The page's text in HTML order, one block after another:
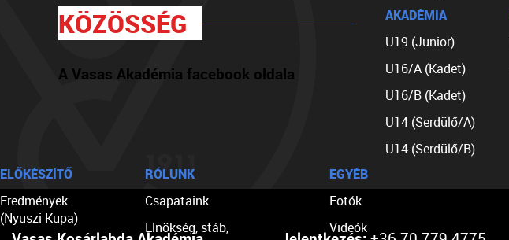
KÖZÖSSÉG
A Vasas Akadémia facebook oldala
AKADÉMIA
U19 (Junior)
U16/A (Kadet)
U16/B (Kadet)
U14 (Serdülő/A)
U14 (Serdülő/B)
ELŐKÉSZÍTŐ
Eredmények
(Nyuszi Kupa)
RÓLUNK
Csapataink
Elnökség, stáb,
EGYÉB
Fotók
Videók